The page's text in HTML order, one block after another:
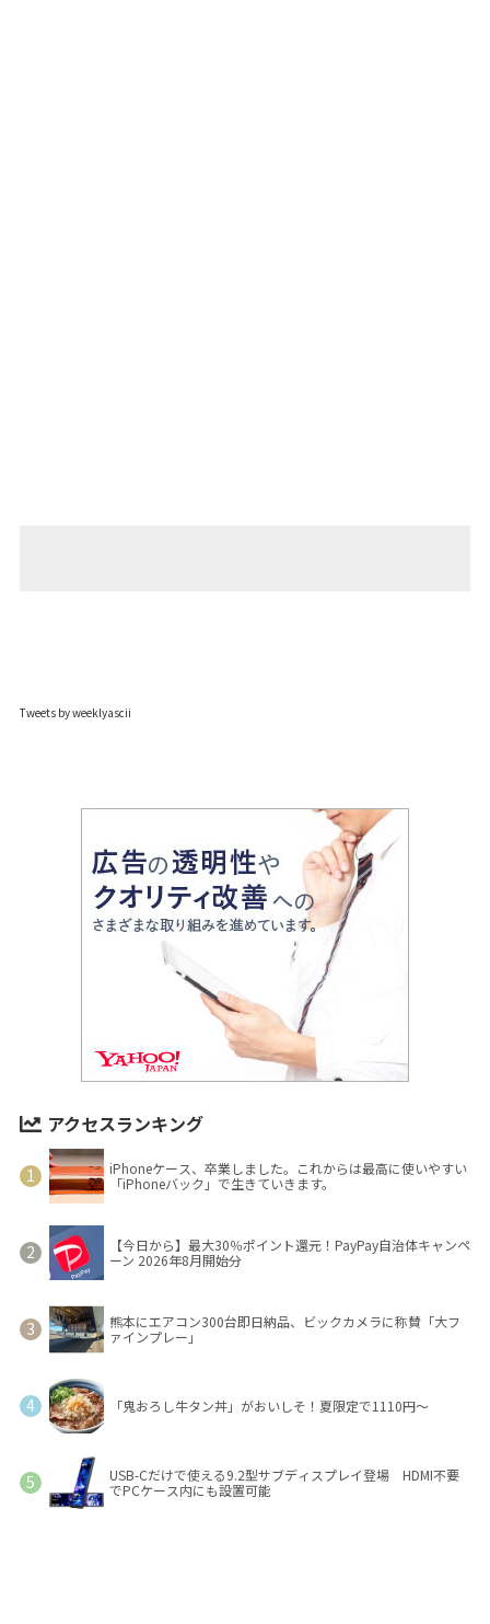
Tweets by weeklyascii
アクセスランキング
iPhoneケース、卒業しました。これからは最高に使いやすい
「iPhoneバック」で生きていきます。
【今日から】最大30％ポイント還元！PayPay自治体キャンペ
ーン 2026年8月開始分
熊本にエアコン300台即日納品、ビックカメラに称賛「大フ
ァインプレー」
「鬼おろし牛タン丼」がおいしそ！夏限定で1110円～
USB-Cだけで使える9.2型サブディスプレイ登場 HDMI不要
でPCケース内にも設置可能